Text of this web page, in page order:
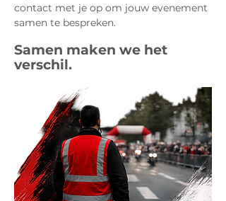
contact met je op om jouw evenement
samen te bespreken.
Samen maken we het
verschil.